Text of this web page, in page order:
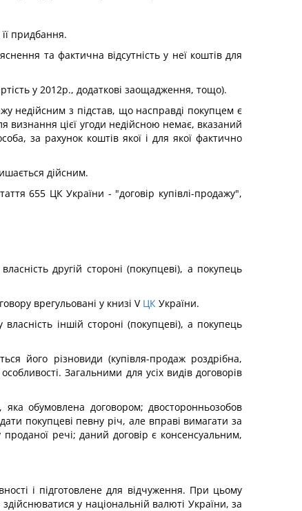
придбання.
та фактична відсутність у неї коштів для
у 2012р., додаткові заощадження, тощо).
недійсним з підстав, що насправді покупцем є
визнання цієї угоди недійсною немає, вказаний
за рахунок коштів якої і для якої фактично
дійсним.
655 ЦК України - "договір купівлі-продажу",
другій стороні (покупцеві), а покупець
врегульовані у книзі V ЦК України.
іншій стороні (покупцеві), а покупець
його різновиди (купівля-продаж роздрібна,
Загальними для усіх видів договорів
обумовлена договором; двосторонньозобов
покупцеві певну річ, але вправі вимагати за
речі; даний договір є консенсуальним,
і підготовлене для відчуження. При цьому
у національній валюті України, за